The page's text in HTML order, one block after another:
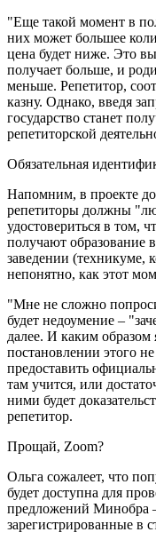
"Еще такой момент в
них может большее
цена будет ниже. Это
получает больше, и
меньше. Репетитор,
казну. Однако, введя
государство станет
репетиторской
Обязательная
Напомним, в проекте
репетиторы должны
удостовериться в том,
получают образование
заведении (техникуме,
непонятно, как этот
"Мне не сложно
будет недоумение –
далее. И каким
постановлении этого
предоставить
там учится, или
ними будет
репетитор.
Прощай, Zoom?
Ольга сожалеет, что
будет доступна для
предложений Минобра
зарегистрированные в